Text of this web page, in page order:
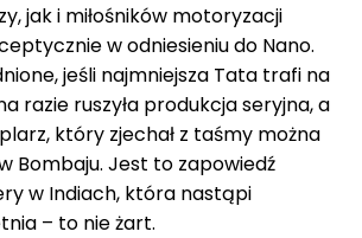
jak i miłośników motoryzacji
w odniesieniu do Nano.
jeśli najmniejsza Tata trafi na
razie ruszyła produkcja seryjna, a
który zjechał z taśmy można
Bombaju. Jest to zapowiedź
w Indiach, która nastąpi
– to nie żart.